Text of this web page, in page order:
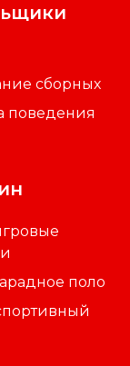
сборных
поведения
поло